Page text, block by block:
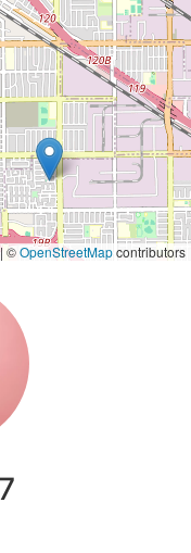
| ©OpenStreetMapcontributors